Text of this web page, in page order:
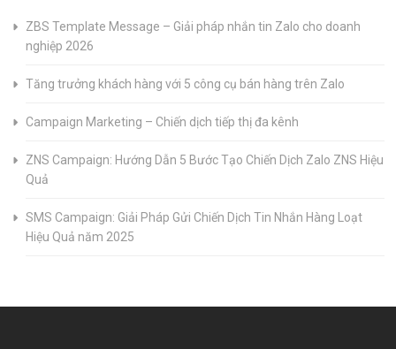
ZBS Template Message – Giải pháp nhắn tin Zalo cho doanh
nghiệp 2026
Tăng trưởng khách hàng với 5 công cụ bán hàng trên Zalo
Campaign Marketing – Chiến dịch tiếp thị đa kênh
ZNS Campaign: Hướng Dẫn 5 Bước Tạo Chiến Dịch Zalo ZNS Hiệu
Quả
SMS Campaign: Giải Pháp Gửi Chiến Dịch Tin Nhắn Hàng Loạt
Hiệu Quả năm 2025